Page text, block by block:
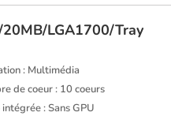
LGA1700/Tray
: Multimédia
de coeur : 10 coeurs
: Sans GPU